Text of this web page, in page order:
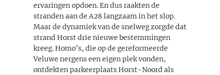
ervaringen opdoen. En dus raakten de
stranden aan de A28 langzaam in het slop.
Maar de dynamiek van de snelweg zorgde dat
strand Horst drie nieuwe bestemmingen
kreeg. Homo’s, die op de gereformeerde
Veluwe nergens een eigen plek vonden,
ontdekten parkeerplaats Horst-Noord als